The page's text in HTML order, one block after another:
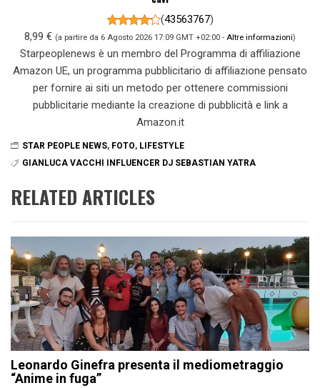
(43563767)
8,99 € (a partire da 6 Agosto 2026 17:09 GMT +02:00 - Altre informazioni)
Starpeoplenews è un membro del Programma di affiliazione
Amazon UE, un programma pubblicitario di affiliazione pensato
per fornire ai siti un metodo per ottenere commissioni
pubblicitarie mediante la creazione di pubblicità e link a
Amazon.it
STAR PEOPLE NEWS, FOTO, LIFESTYLE
GIANLUCA VACCHI INFLUENCER DJ SEBASTIAN YATRA
RELATED ARTICLES
Leonardo Ginefra presenta il mediometraggio
“Anime in fuga”